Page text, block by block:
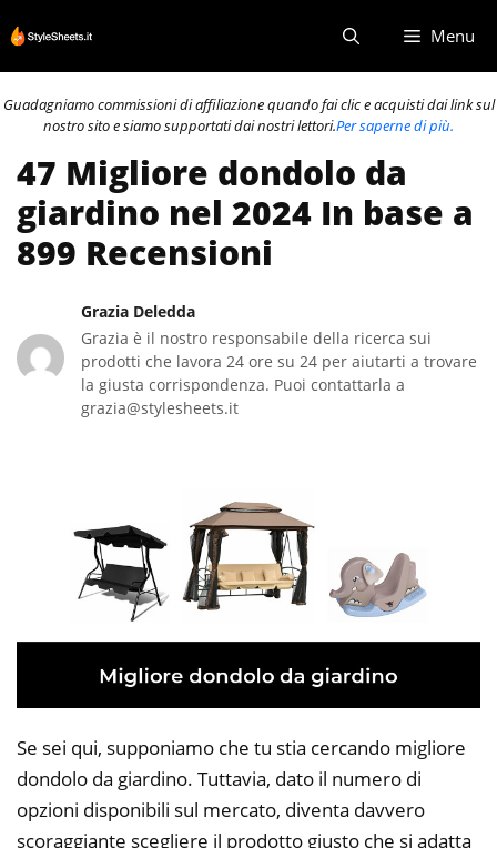
al
contenuto
Menu
Guadagniamo commissioni di affiliazione quando fai clic e acquisti dai link sul
nostro sito e siamo supportati dai nostri lettori.Per saperne di più.
47 Migliore dondolo da
giardino nel 2024 In base a
899 Recensioni
Grazia Deledda
Grazia è il nostro responsabile della ricerca sui
prodotti che lavora 24 ore su 24 per aiutarti a trovare
la giusta corrispondenza. Puoi contattarla a
grazia@stylesheets.it
Se sei qui, supponiamo che tu stia cercando migliore
dondolo da giardino. Tuttavia, dato il numero di
opzioni disponibili sul mercato, diventa davvero
scoraggiante scegliere il prodotto giusto che si adatta